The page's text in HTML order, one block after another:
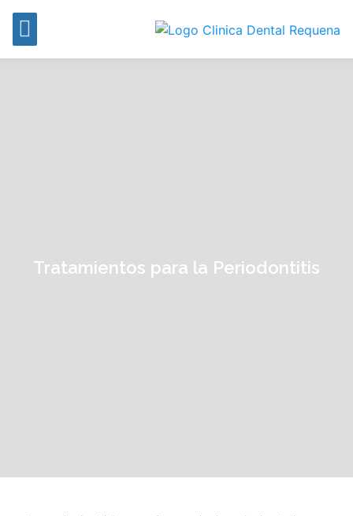
Tratamientos para la Periodontitis